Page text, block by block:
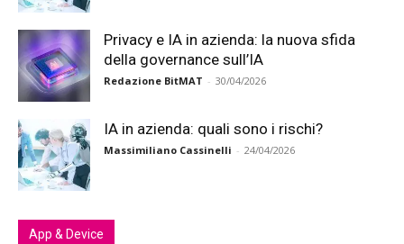
Privacy e IA in azienda: la nuova sfida
della governance sull’IA
Redazione BitMAT - 30/04/2026
IA in azienda: quali sono i rischi?
Massimiliano Cassinelli - 24/04/2026
App & Device